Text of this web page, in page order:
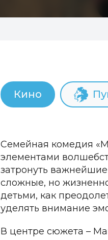
Кино
Семейная комедия
элементами
затронуть
сложные, но
детьми, как
уделять внимание
В центре сюжета –